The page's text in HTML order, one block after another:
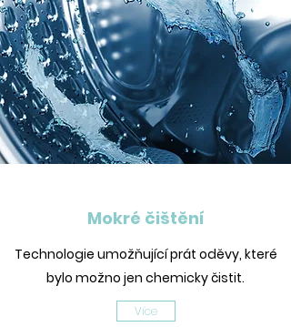
Mokré čištění
Technologie umožňující prát oděvy, které
bylo možno jen chemicky čistit.
Více